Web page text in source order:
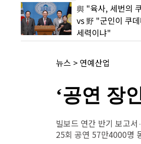
與 "육사, 세번의
vs 野 "군인이 쿠데
세력이냐"
뉴스 > 연예산업
‘공연 장
빌보드 연간 반기 보고서
25회 공연 57만4000명